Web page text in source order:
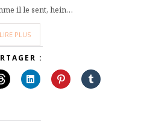
il le sent, hein…
LIRE PLUS
: